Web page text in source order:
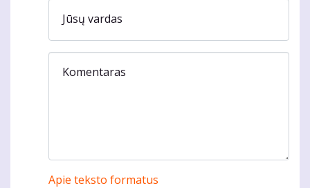
Jūsų vardas
Komentaras
Apie teksto formatus